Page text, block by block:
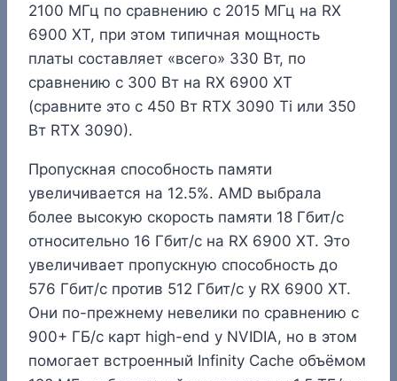
2100 МГц по сравнению с 2015 МГц на RX
6900 XT, при этом типичная мощность
платы составляет «всего» 330 Вт, по
сравнению с 300 Вт на RX 6900 XT
(сравните это с 450 Вт RTX 3090 Ti или 350
Вт RTX 3090).
Пропускная способность памяти
увеличивается на 12.5%. AMD выбрала
более высокую скорость памяти 18 Гбит/с
относительно 16 Гбит/с на RX 6900 XT. Это
увеличивает пропускную способность до
576 Гбит/с против 512 Гбит/с у RX 6900 XT.
Они по-прежнему невелики по сравнению с
900+ ГБ/с карт high-end у NVIDIA, но в этом
помогает встроенный Infinity Cache объёмом